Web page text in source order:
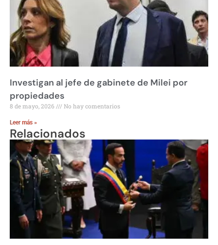
Investigan al jefe de gabinete de Milei por
propiedades
8 de mayo, 2026 No hay comentarios
Leer más »
Relacionados